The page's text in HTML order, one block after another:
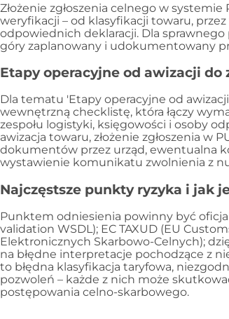
Złożenie zgłoszenia celnego w
weryfikacji – od klasyfikacji towaru,
odpowiednich deklaracji. Dla
góry zaplanowany i udokumentowany
Etapy operacyjne od awizacji do
Dla tematu 'Etapy operacyjne od
wewnętrzną checklistę, która łączy
zespołu logistyki, księgowości i osoby
awizacja towaru, złożenie zgłoszenia w
dokumentów przez urząd, ewentualna
wystawienie komunikatu zwolnienia z
Najczęstsze punkty ryzyka i jak
Punktem odniesienia powinny być
validation WSDL); EC TAXUD (EU
Elektronicznych Skarbowo-Celnych);
na błędne interpretacje pochodzące z
to błędna klasyfikacja taryfowa,
pozwoleń – każde z nich może
postępowania celno-skarbowego.